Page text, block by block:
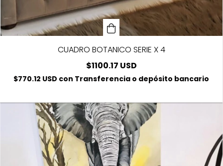
CUADRO BOTANICO SERIE X 4
$1100.17 USD
$770.12 USD con Transferencia o depósito bancario